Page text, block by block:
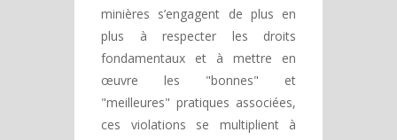
minières s’engagent de plus en
plus à respecter les droits
fondamentaux et à mettre en
œuvre les "bonnes" et
"meilleures" pratiques associées,
ces violations se multiplient à